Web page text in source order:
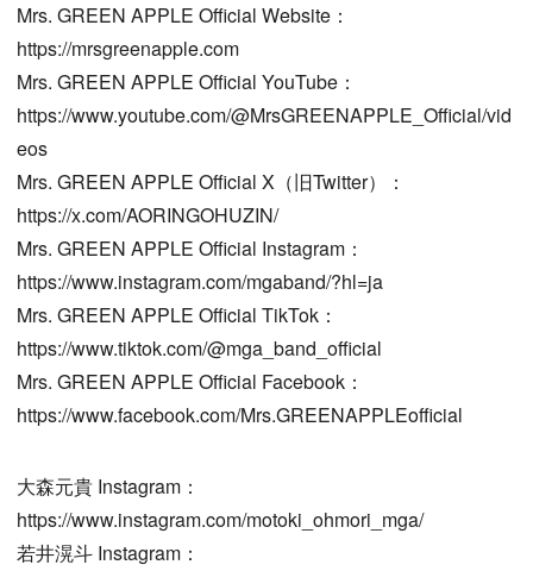
Mrs. GREEN APPLE Official Website：
https://mrsgreenapple.com
Mrs. GREEN APPLE Official YouTube：
https://www.youtube.com/@MrsGREENAPPLE_Official/vid
eos
Mrs. GREEN APPLE Official X（旧Twitter）：
https://x.com/AORINGOHUZIN/
Mrs. GREEN APPLE Official Instagram：
https://www.instagram.com/mgaband/?hl=ja
Mrs. GREEN APPLE Official TikTok：
https://www.tiktok.com/@mga_band_official
Mrs. GREEN APPLE Official Facebook：
https://www.facebook.com/Mrs.GREENAPPLEofficial
大森元貴 Instagram：
https://www.instagram.com/motoki_ohmori_mga/
若井滉斗 Instagram：